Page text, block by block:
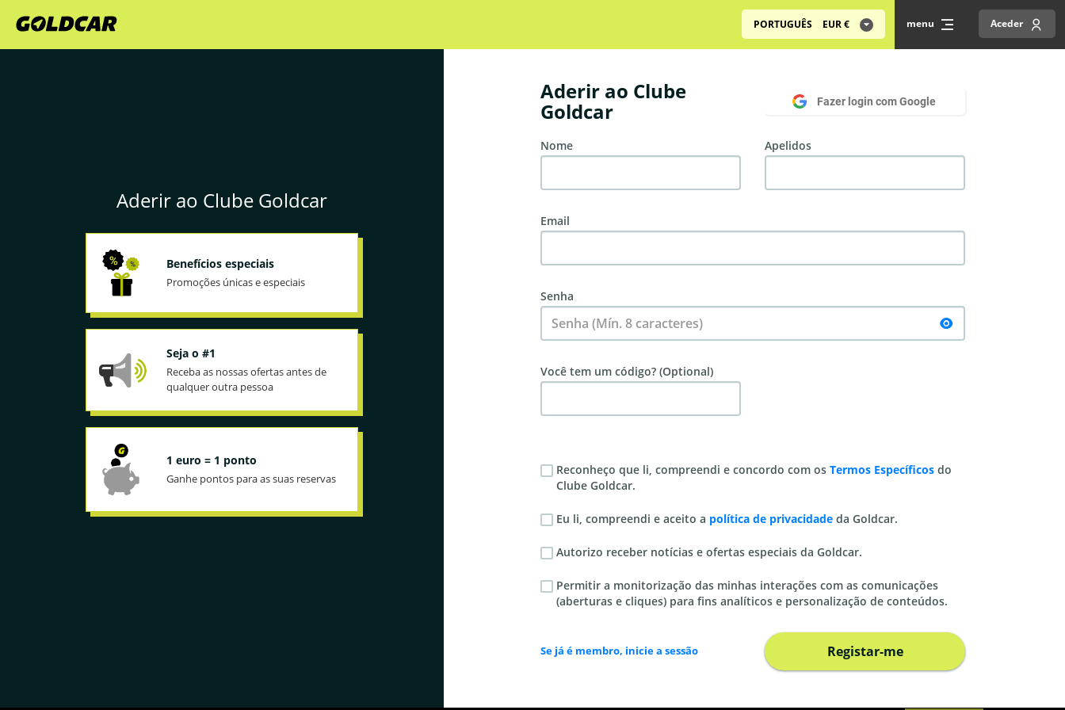
menu Aceder
PORTUGUÊS EUR€
Aderir ao Clube Goldcar
Benefícios especiais
Promoções únicas e especiais
Seja o #1
Receba as nossas ofertas antes de
qualquer outra pessoa
1 euro = 1 ponto
Ganhe pontos para as suas reservas
Aderir ao Clube
Goldcar Fazer login com Google
Nome Apelidos
Email
Senha
Você tem um código? (Optional)
Reconheço que li, compreendi e concordo com os Termos Específicos do
Clube Goldcar.
Eu li, compreendi e aceito a política de privacidade da Goldcar.
Autorizo receber notícias e ofertas especiais da Goldcar.
Permitir a monitorização das minhas interações com as comunicações
(aberturas e cliques) para fins analíticos e personalização de conteúdos.
Se já é membro, inicie a sessão Registar-me